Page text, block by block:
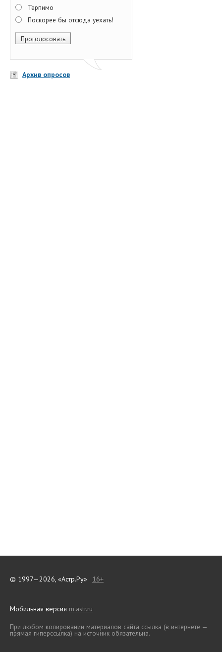
Терпимо
Поскорее бы отсюда уехать!
Архив опросов
© 1997—2026, «Астр.Ру» 16+
Мобильная версия m.astr.ru
При любом копировании материалов сайта ссылка (в интернете —
прямая гиперссылка) на источник обязательна.